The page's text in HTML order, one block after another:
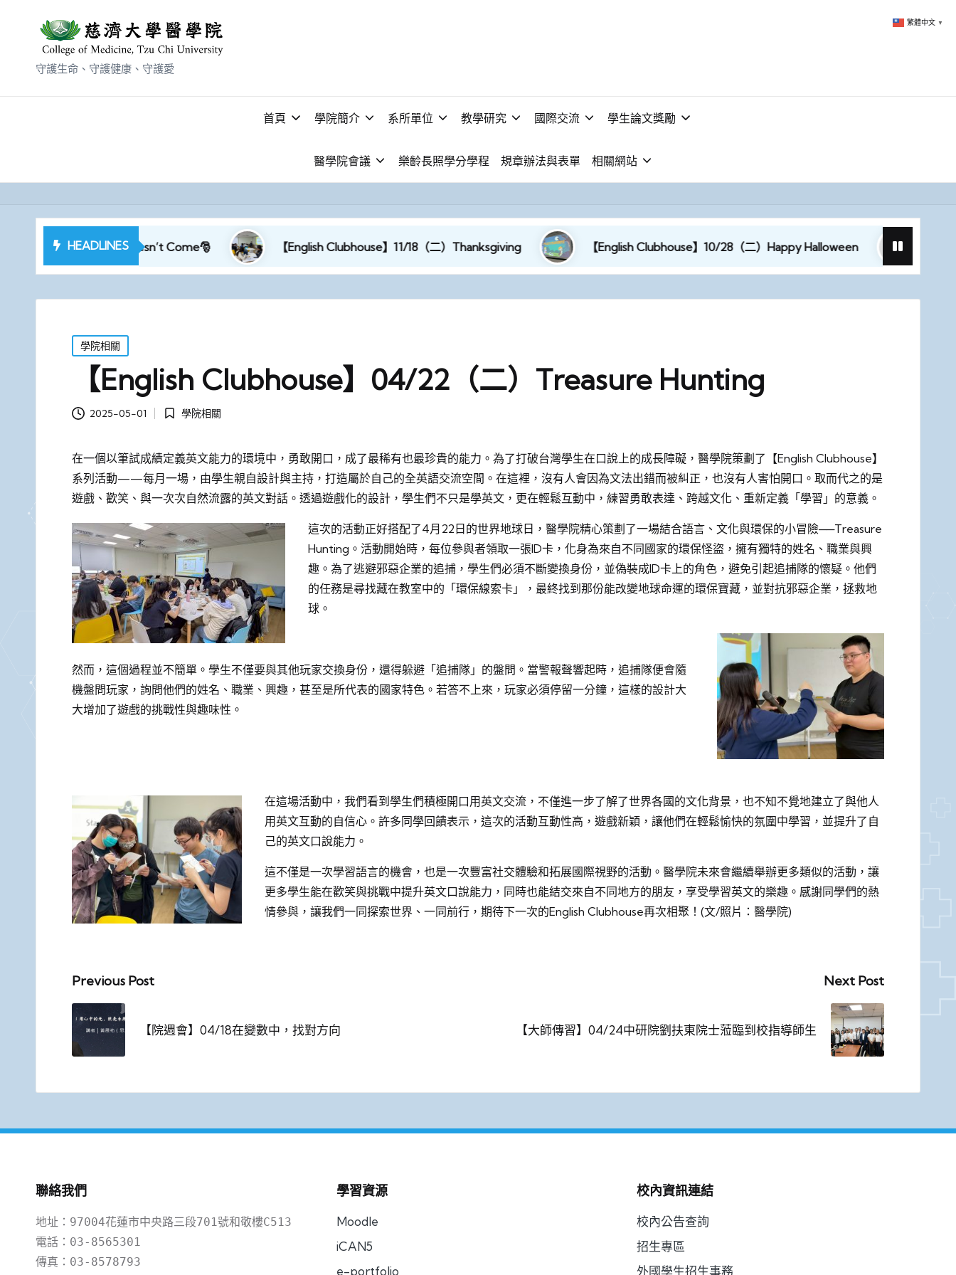
守護生命、守護健康、守護愛
首頁 學院簡介 系所單位 教學研究 國際交流 學生論文獎勵
醫學院會議 樂齡長照學分學程 規章辦法與表單 相關網站
HEADLINES
Santa Claus Doesn’t Come🎅 【English Clubhouse】11/18（二）Thanksgiving 【English Clubhouse】10/28（二）Happy Halloween 【大師傳習】
Posted
in
學院相關
【English Clubhouse】04/22（二）Treasure Hunting
2025-05-01
Posted學院相關
在一個以筆試成績定義英文能力的環境中，勇敢開口，成了最稀有也最珍貴的能力。為了打破台灣學生在口說上的成長障礙，醫學院策劃了【English Clubhouse】
系列活動——每月一場，由學生親自設計與主持，打造屬於自己的全英語交流空間。在這裡，沒有人會因為文法出錯而被糾正，也沒有人害怕開口。取而代之的是
遊戲、歡笑、與一次次自然流露的英文對話。透過遊戲化的設計，學生們不只是學英文，更在輕鬆互動中，練習勇敢表達、跨越文化、重新定義「學習」的意義。
這次的活動正好搭配了4月22日的世界地球日，醫學院精心策劃了一場結合語言、文化與環保的小冒險──Treasure
Hunting。活動開始時，每位參與者領取一張ID卡，化身為來自不同國家的環保怪盜，擁有獨特的姓名、職業與興
趣。為了逃避邪惡企業的追捕，學生們必須不斷變換身份，並偽裝成ID卡上的角色，避免引起追捕隊的懷疑。他們
的任務是尋找藏在教室中的「環保線索卡」，最終找到那份能改變地球命運的環保寶藏，並對抗邪惡企業，拯救地
球。
然而，這個過程並不簡單。學生不僅要與其他玩家交換身份，還得躲避「追捕隊」的盤問。當警報聲響起時，追捕隊便會隨
機盤問玩家，詢問他們的姓名、職業、興趣，甚至是所代表的國家特色。若答不上來，玩家必須停留一分鐘，這樣的設計大
大增加了遊戲的挑戰性與趣味性。
在這場活動中，我們看到學生們積極開口用英文交流，不僅進一步了解了世界各國的文化背景，也不知不覺地建立了與他人
用英文互動的自信心。許多同學回饋表示，這次的活動互動性高，遊戲新穎，讓他們在輕鬆愉快的氛圍中學習，並提升了自
己的英文口說能力。
這不僅是一次學習語言的機會，也是一次豐富社交體驗和拓展國際視野的活動。醫學院未來會繼續舉辦更多類似的活動，讓
更多學生能在歡笑與挑戰中提升英文口說能力，同時也能結交來自不同地方的朋友，享受學習英文的樂趣。感謝同學們的熱
情參與，讓我們一同探索世界、一同前行，期待下一次的English Clubhouse再次相聚！(文/照片：醫學院)
Post
navigation
Previous Post
【院週會】04/18在變數中，找對方向
Next Post
【大師傳習】04/24中研院劉扶東院士蒞臨到校指導師生
聯絡我們
地址：97004花蓮市中央路三段701號和敬樓C513
電話：03-8565301
傳真：03-8578793
學習資源
Moodle
iCAN5
e-portfolio
校內資訊連結
校內公告查詢
招生專區
外國學生招生事務
繁體中文 ▼